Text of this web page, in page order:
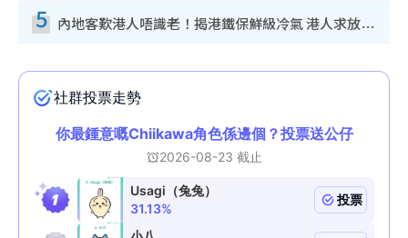
5 內地客歎港人唔識老！揭港鐵保鮮級冷氣 港人求放過：咪投訴